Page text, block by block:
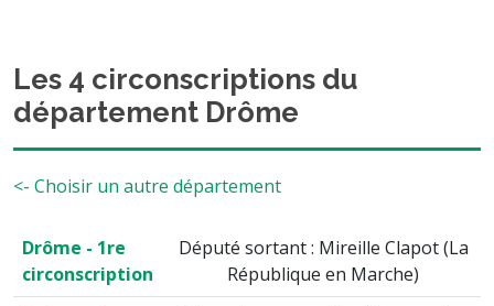
Les 4 circonscriptions du
département Drôme
<- Choisir un autre département
Drôme - 1re
circonscription
Député sortant : Mireille Clapot (La
République en Marche)